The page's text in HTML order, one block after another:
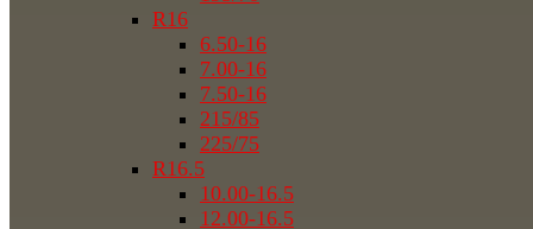
R16
6.50-16
7.00-16
7.50-16
215/85
225/75
R16.5
10.00-16.5
12.00-16.5